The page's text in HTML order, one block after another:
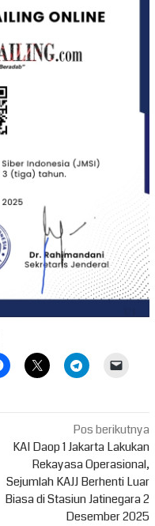
Pos berikutnya
KAI Daop 1 Jakarta Lakukan
Rekayasa Operasional,
Sejumlah KAJJ Berhenti Luar
Biasa di Stasiun Jatinegara 2
Desember 2025